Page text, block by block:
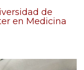
de
en Medicina